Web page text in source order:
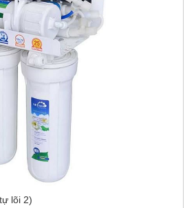
lõi 2)